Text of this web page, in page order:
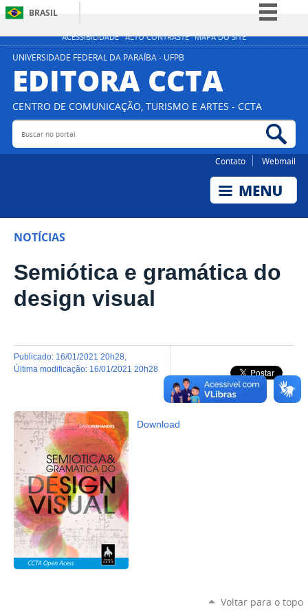
ACESSIBILIDADE ALTO CONTRASTE MAPA DO SITE
BRASIL
Simplifique!
Participe
Acesso à informação
Legislação
UNIVERSIDADE FEDERAL DA PARAÍBA - UFPB
EDITORA CCTA
CENTRO DE COMUNICAÇÃO, TURISMO E ARTES - CCTA
Buscar no portal
Contato Webmail
NOTÍCIAS
Semiótica e gramática do
design visual
publicado: 16/01/2021 20h28
última modificação: 16/01/2021 20h28
Download
Voltar para o topo